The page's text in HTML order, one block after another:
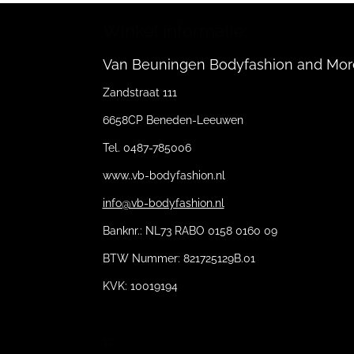
Van Beuningen Bodyfashion and
Zandstraat 111
6658CP Beneden-Leeuwen
Tel. 0487-785006
www..vb-bodyfashion.nl
info@vb-bodyfashion.nl
Banknr.: NL73 RABO 0158 0160 09
BTW Nummer: 821725129B.01
KVK: 10019194